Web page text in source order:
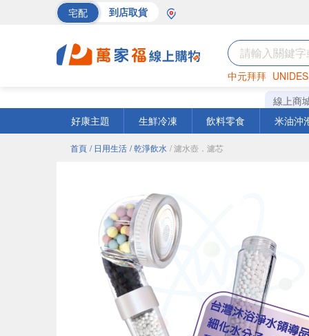
宅配 到店取貨
中元拜拜
罐頭 海苔
線上商
好康主題
生鮮冷凍 飲料零食 米油沖
首頁 / 日用生活 / 乾淨飲水 / 濾水壺．濾芯